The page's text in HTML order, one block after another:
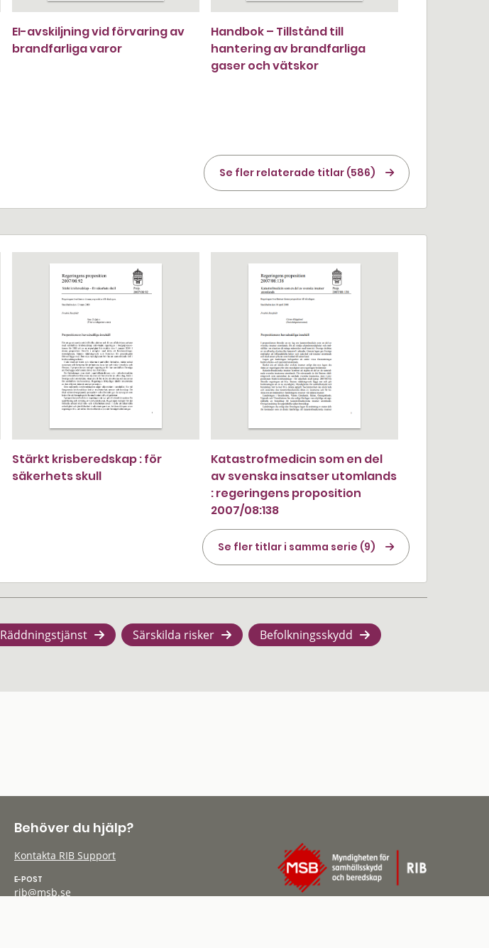
EI-avskiljning vid förvaring av
brandfarliga varor
Handbok – Tillstånd till
hantering av brandfarliga
gaser och vätskor
Se fler relaterade titlar (586)
Stärkt krisberedskap : för
säkerhets skull
Katastrofmedicin som en del
av svenska insatser utomlands
: regeringens proposition
2007/08:138
Se fler titlar i samma serie (9)
Räddningstjänst Särskilda risker Befolkningsskydd
Behöver du hjälp?
Kontakta RIB Support
E-POST
rib@msb.se